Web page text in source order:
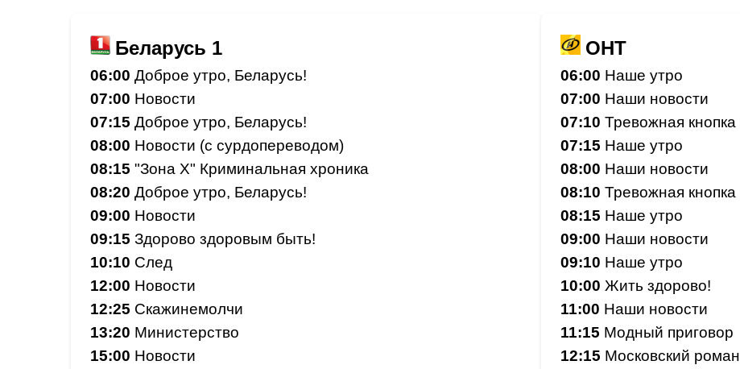
Беларусь 1
06:00 Доброе утро, Беларусь!
07:00 Новости
07:15 Доброе утро, Беларусь!
08:00 Новости (с сурдопереводом)
08:15 "Зона Х" Криминальная хроника
08:20 Доброе утро, Беларусь!
09:00 Новости
09:15 Здорово здоровым быть!
10:10 След
12:00 Новости
12:25 Скажинемолчи
13:20 Министерство
15:00 Новости
ОНТ
06:00 Наше утро
07:00 Наши новости
07:10 Тревожная кнопка
07:15 Наше утро
08:00 Наши новости
08:10 Тревожная кнопка
08:15 Наше утро
09:00 Наши новости
09:10 Наше утро
10:00 Жить здорово!
11:00 Наши новости
11:15 Модный приговор
12:15 Московский роман